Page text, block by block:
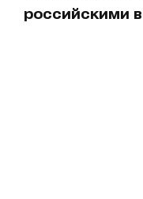
российскими